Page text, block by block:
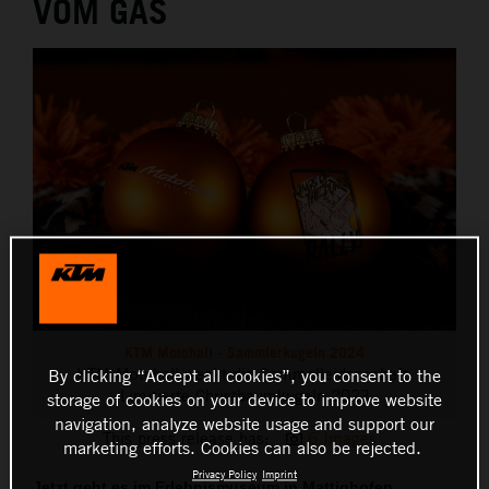
VOM GAS
KTM Motohall weckt die Sammelleidenschaft.
Limitierte Christbaumkugeln 2023
This press release has: 6 Images
By clicking “Accept all cookies”, you consent to the
storage of cookies on your device to improve website
navigation, analyze website usage and support our
marketing efforts. Cookies can also be rejected.
Privacy Policy Imprint